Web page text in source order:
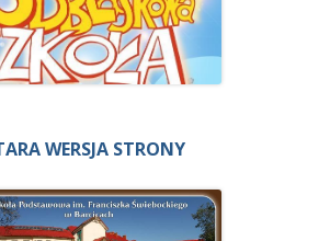
WERSJA STRONY